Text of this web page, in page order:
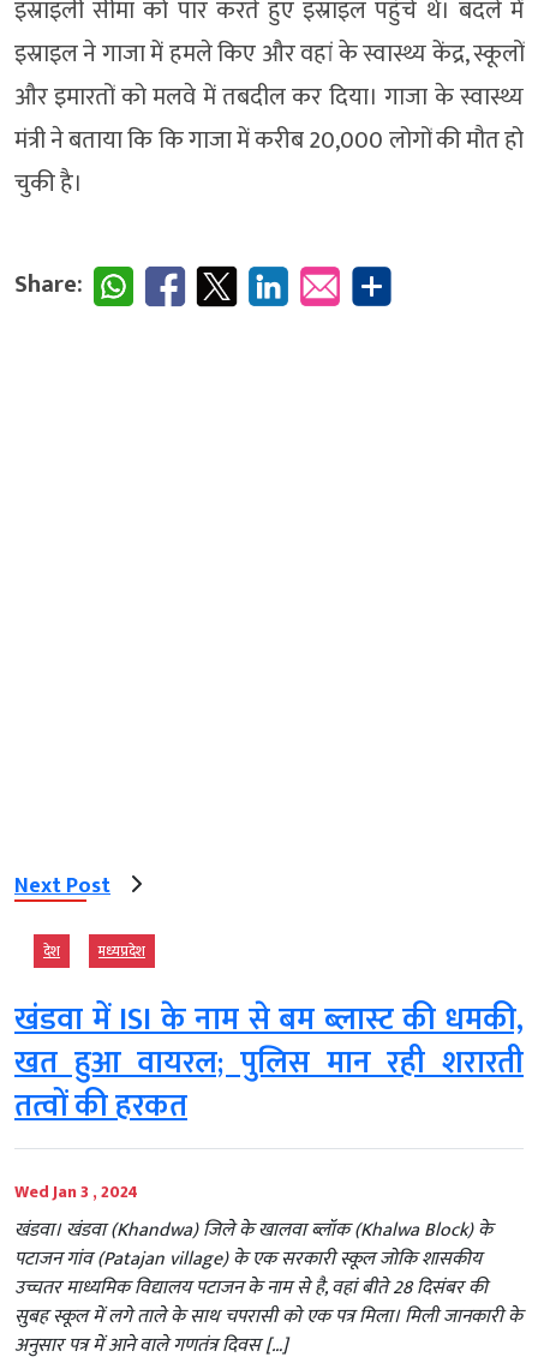
इस्राइली सीमा को पार करते हुए इस्राइल पहुंचे थे। बदले में
इस्राइल ने गाजा में हमले किए और वहां के स्वास्थ्य केंद्र, स्कूलों
और इमारतों को मलवे में तबदील कर दिया। गाजा के स्वास्थ्य
मंत्री ने बताया कि कि गाजा में करीब 20,000 लोगों की मौत हो
चुकी है।
Share:
Next Post
देश मध्‍यप्रदेश
खंडवा में ISI के नाम से बम ब्लास्ट की धमकी,
खत हुआ वायरल; पुलिस मान रही शरारती
तत्वों की हरकत
Wed Jan 3 , 2024
खंडवा। खंडवा (Khandwa) जिले के खालवा ब्लॉक (Khalwa Block) के
पटाजन गांव (Patajan village) के एक सरकारी स्कूल जोकि शासकीय
उच्चतर माध्यमिक विद्यालय पटाजन के नाम से है, वहां बीते 28 दिसंबर की
सुबह स्कूल में लगे ताले के साथ चपरासी को एक पत्र मिला। मिली जानकारी के
अनुसार पत्र में आने वाले गणतंत्र दिवस […]